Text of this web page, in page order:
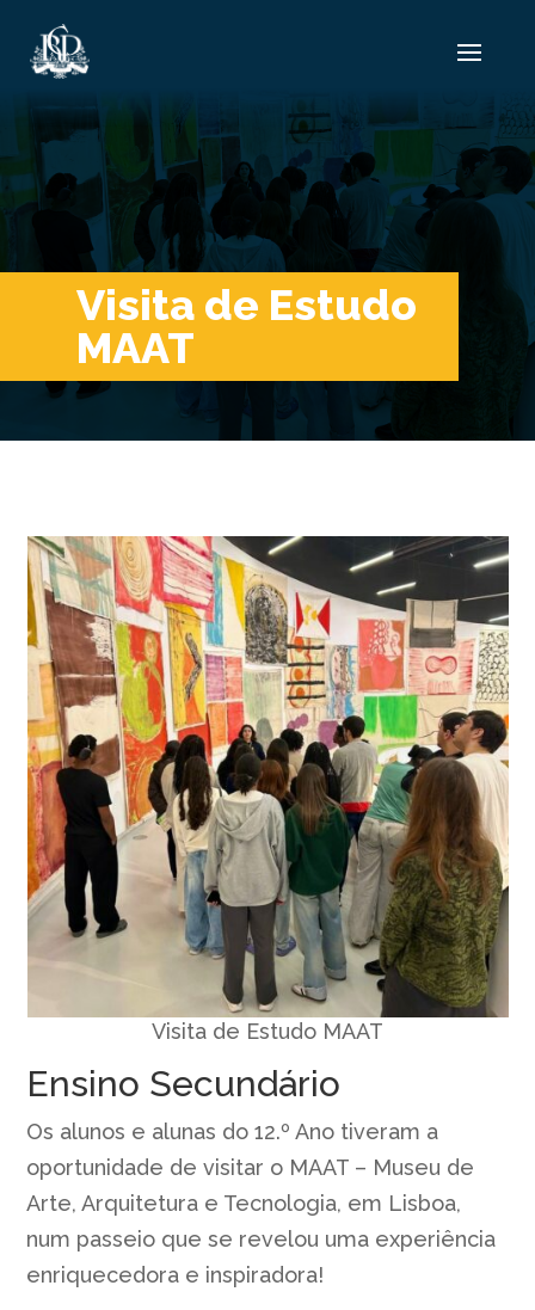
Visita de Estudo
MAAT
Visita de Estudo MAAT
Ensino Secundário
Os alunos e alunas do 12.º Ano tiveram a
oportunidade de visitar o MAAT – Museu de
Arte, Arquitetura e Tecnologia, em Lisboa,
num passeio que se revelou uma experiência
enriquecedora e inspiradora!